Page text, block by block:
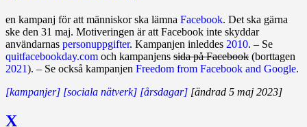
en kampanj för att människor ska lämna Facebook. Det ska gärna
ske den 31 maj. Motiveringen är att Facebook inte skyddar
användarnas personuppgifter. Kampanjen inleddes 2010. – Se
quitfacebookday.com och kampanjens sida på Facebook (borttagen
2021). – Se också kampanjen Freedom from Facebook and Google.
[kampanjer] [sociala nätverk] [årsdagar] [ändrad 5 maj 2023]
X